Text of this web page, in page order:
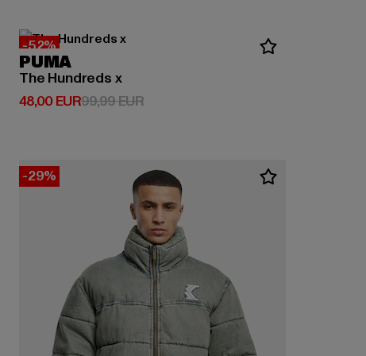
-52%
PUMA
The Hundreds x
48,00 EUR
Derzeitiger Preis: 48,00 EUR
99,99 EURAktionspreis: 99,99 EUR
-29%